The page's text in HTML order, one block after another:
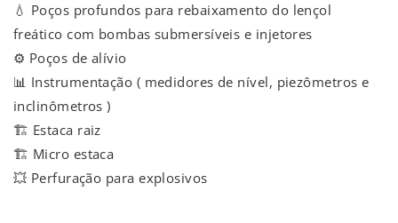
💧 Poços profundos para rebaixamento do lençol
freático com bombas submersíveis e injetores
⚙️ Poços de alívio
📊 Instrumentação ( medidores de nível, piezômetros e
inclinômetros )
🏗️ Estaca raiz
🏗️ Micro estaca
💥 Perfuração para explosivos